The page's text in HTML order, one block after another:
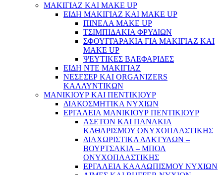
ΜΑΚΙΓΙΑΖ ΚΑΙ MAKE UP
ΕΙΔΗ ΜΑΚΙΓΙΑΖ ΚΑΙ MAKE UP
ΠΙΝΕΛΑ MAKE UP
ΤΣΙΜΠΙΔΑΚΙΑ ΦΡΥΔΙΩΝ
ΣΦΟΥΓΓΑΡΑΚΙΑ ΓΙΑ ΜΑΚΙΓΙΑZ ΚΑΙ
MAKE UP
ΨΕΥΤΙΚΕΣ ΒΛΕΦΑΡΙΔΕΣ
ΕΙΔΗ ΝΤΕ ΜΑΚΙΓΙΑΖ
ΝΕΣΕΣΕΡ ΚΑΙ ORGANIZERS
ΚΑΛΛΥΝΤΙΚΩΝ
ΜΑΝΙΚΙΟΥΡ ΚΑΙ ΠΕΝΤΙΚΙΟΥΡ
ΔΙΑΚΟΣΜΗΤΙΚΑ ΝΥΧΙΩΝ
ΕΡΓΑΛΕΙΑ ΜΑΝΙΚΙΟΥΡ ΠΕΝΤΙΚΙΟΥΡ
ΑΣΕΤΟΝ ΚΑΙ ΠΑΝΑΚΙΑ
ΚΑΘΑΡΙΣΜΟΥ ΟΝΥΧΟΠΛΑΣΤΙΚΗΣ
ΔΙΑΧΩΡΙΣΤΙΚΑ ΔΑΚΤΥΛΩΝ –
ΒΟΥΡΤΣΑΚΙΑ – ΜΠΟΛ
ΟΝΥΧΟΠΛΑΣΤΙΚΗΣ
ΕΡΓΑΛΕΙΑ ΚΑΛΛΩΠΙΣΜΟΥ ΝΥΧΙΩΝ